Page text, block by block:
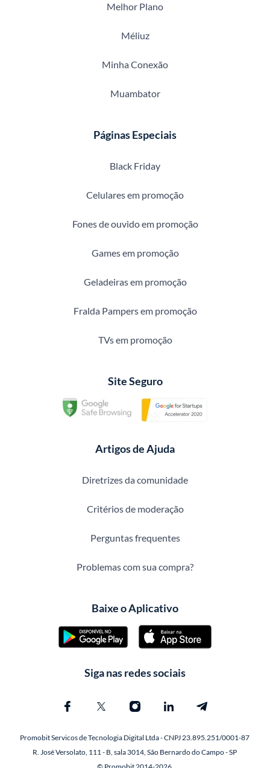
Melhor Plano
Méliuz
Minha Conexão
Muambator
Páginas Especiais
Black Friday
Celulares em promoção
Fones de ouvido em promoção
Games em promoção
Geladeiras em promoção
Fralda Pampers em promoção
TVs em promoção
Site Seguro
Artigos de Ajuda
Diretrizes da comunidade
Critérios de moderação
Perguntas frequentes
Problemas com sua compra?
Baixe o Aplicativo
Siga nas redes sociais
Promobit Servicos de Tecnologia Digital Ltda - CNPJ 23.895.251/0001-87
R. José Versolato, 111 - B, sala 3014, São Bernardo do Campo - SP